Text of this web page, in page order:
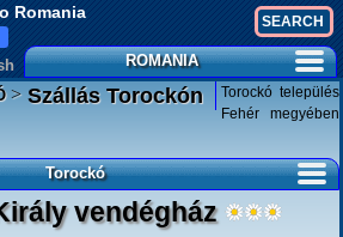
Romania
ROMANIA
>Szállás Torockón
Torockó település
Fehér megyében
Torockó
vendégház